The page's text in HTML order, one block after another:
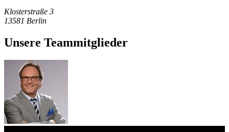
Klosterstraße 3
13581 Berlin
Unsere Teammitglieder